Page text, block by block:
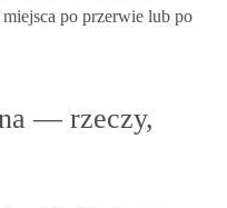
po przerwie lub po
— rzeczy,